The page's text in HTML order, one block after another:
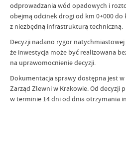
odprowadzania wód opadowych i
obejmą odcinek drogi od km 0+000 do
z niezbędną infrastrukturą techniczną.
Decyzji nadano rygor
że inwestycja może być realizowana
na uprawomocnienie decyzji.
Dokumentacja sprawy dostępna jest
Zarząd Zlewni w Krakowie. Od decyzji
w terminie 14 dni od dnia otrzymania